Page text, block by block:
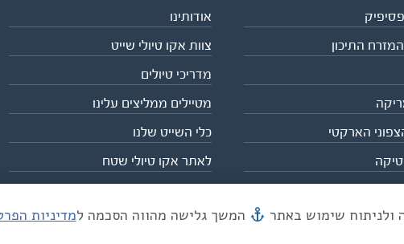
התיכון
הארקטי
אודותינו
צוות אקו טיולי שייט
מדריכי טיולים
מטיילים ממליצים עלינו
כלי השייט שלנו
לאתר אקו טיולי שטח
מייל mail@eco.co.il | כתובתנו המסגר 55, תל אביב
המשך גלישה מהווה הסכמה למדיניות